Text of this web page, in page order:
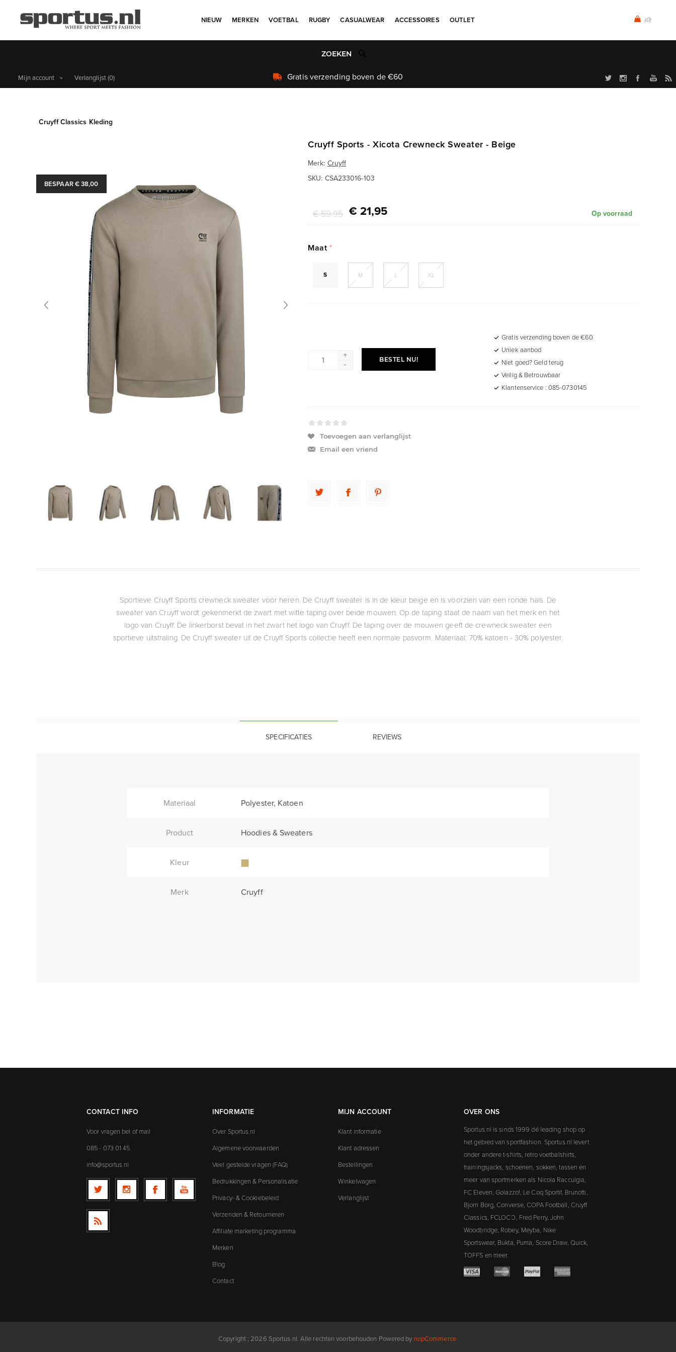
(0)
NIEUW MERKEN VOETBAL RUGBY CASUALWEAR ACCESSOIRES OUTLET
Uniek aanbod
Mijn account Verlanglijst(0)
Cruyff Classics Kleding
BESPAAR € 38,00
Cruyff Sports - Xicota Crewneck Sweater - Beige
Merk: Cruyff
SKU: CSA233016-103
€ 59,95 € 21,95 Op voorraad
Maat *
S M L XL
+
-
BESTEL NU!
Gratis verzending boven de €60
Uniek aanbod
Niet goed? Geld terug
Veilig & Betrouwbaar
Klantenservice : 085-0730145
Toevoegen aan verlanglijst
Email een vriend
Sportieve Cruyff Sports crewneck sweater voor heren. De Cruyff sweater is in de kleur beige en is voorzien van een ronde hals. De
sweater van Cruyff wordt gekenmerkt de zwart met witte taping over beide mouwen. Op de taping staat de naam van het merk en het
logo van Cruyff. De linkerborst bevat in het zwart het logo van Cruyff. De taping over de mouwen geeft de crewneck sweater een
sportieve uitstraling. De Cruyff sweater uit de Cruyff Sports collectie heeft een normale pasvorm. Materiaal: 70% katoen - 30% polyester.
SPECIFICATIES REVIEWS
Materiaal Polyester, Katoen
Product Hoodies & Sweaters
Kleur
Merk Cruyff
CONTACT INFO
Voor vragen bel of mail
085 - 073 01 45
info@sportus.nl
INFORMATIE
Over Sportus.nl
Algemene voorwaarden
Veel gestelde vragen (FAQ)
Bedrukkingen & Personalisatie
Privacy- & Cookiebeleid
Verzenden & Retourneren
Affiliate marketing programma
Merken
Blog
Contact
MIJN ACCOUNT
Klant informatie
Klant adressen
Bestellingen
Winkelwagen
Verlanglijst
OVER ONS
Sportus.nl is sinds 1999 dé leading shop op
het gebied van sportfashion. Sportus.nl levert
onder andere t-shirts, retro voetbalshirts,
trainingsjacks, schoenen, sokken, tassen en
meer van sportmerken als Nicola Racculgia,
FC Eleven, Golazzo!, Le Coq Sportif, Brunotti,
Bjorn Borg, Converse, COPA Football, Cruyff
Classics, FCLOCO, Fred Perry, John
Woodbridge, Robey, Meyba, Nike
Sportswear, Bukta, Puma, Score Draw, Quick,
TOFFS en meer.
Copyright ; 2026 Sportus.nl. Alle rechten voorbehouden Powered by nopCommerce